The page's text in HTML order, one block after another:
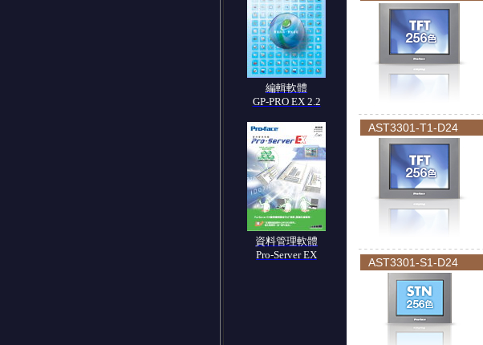
編輯軟體
GP-PRO EX 2.2
資料管理軟體
Pro-Server EX
AST3301-T1-D24
AST3301-S1-D24